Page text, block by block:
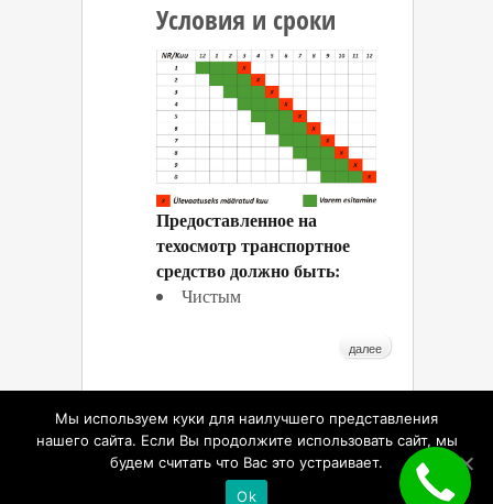
Условия и сроки
Предоставленное на
техосмотр транспортное
средство должно быть:
Чистым
далее
Создание сайта -
Мы используем куки для наилучшего представления
нашего сайта. Если Вы продолжите использовать сайт, мы
будем считать что Вас это устраивает.
Ok